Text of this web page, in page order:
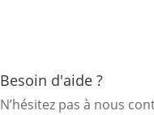
Besoin d'aide ?
N’hésitez pas à nous